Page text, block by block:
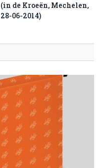
(in de Kroeën, Mechelen,
28-06-2014)